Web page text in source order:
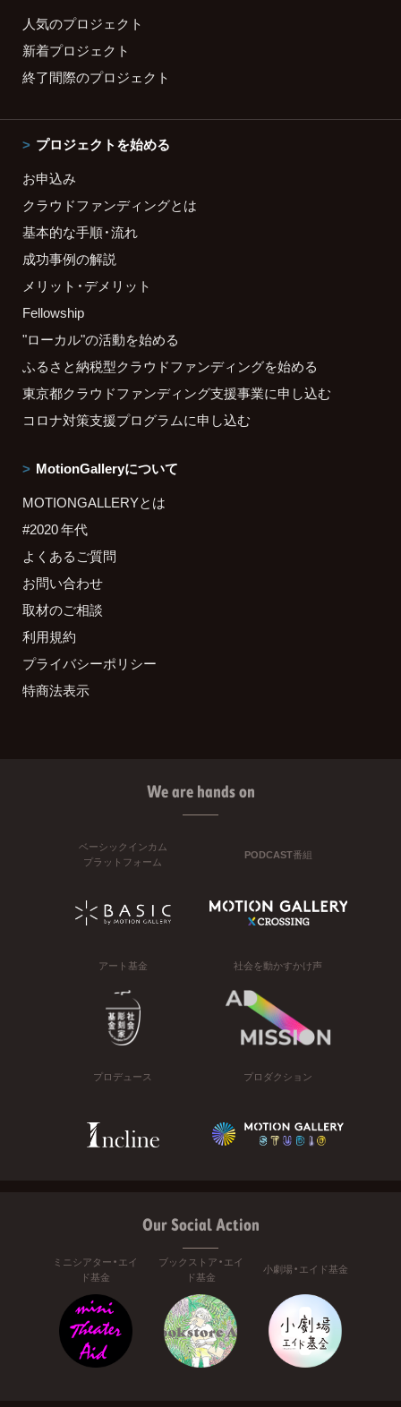
人気のプロジェクト
新着プロジェクト
終了間際のプロジェクト
プロジェクトを始める
お申込み
クラウドファンディングとは
基本的な手順・流れ
成功事例の解説
メリット・デメリット
Fellowship
"ローカル"の活動を始める
ふるさと納税型クラウドファンディングを始める
東京都クラウドファンディング支援事業に申し込む
コロナ対策支援プログラムに申し込む
MotionGalleryについて
MOTIONGALLERYとは
#2020 年代
よくあるご質問
お問い合わせ
取材のご相談
利用規約
プライバシーポリシー
特商法表示
We are hands on
ベーシックインカム
プラットフォーム
PODCAST番組
アート基金 社会を動かすかけ声
プロデュース プロダクション
Our Social Action
ミニシアター・エイ
ド基金
ブックストア・エイ
ド基金
小劇場・エイド基金